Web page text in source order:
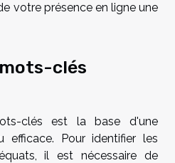
votre présence en ligne une
clés
clés est la base d'une
efficace. Pour identifier les
il est nécessaire de